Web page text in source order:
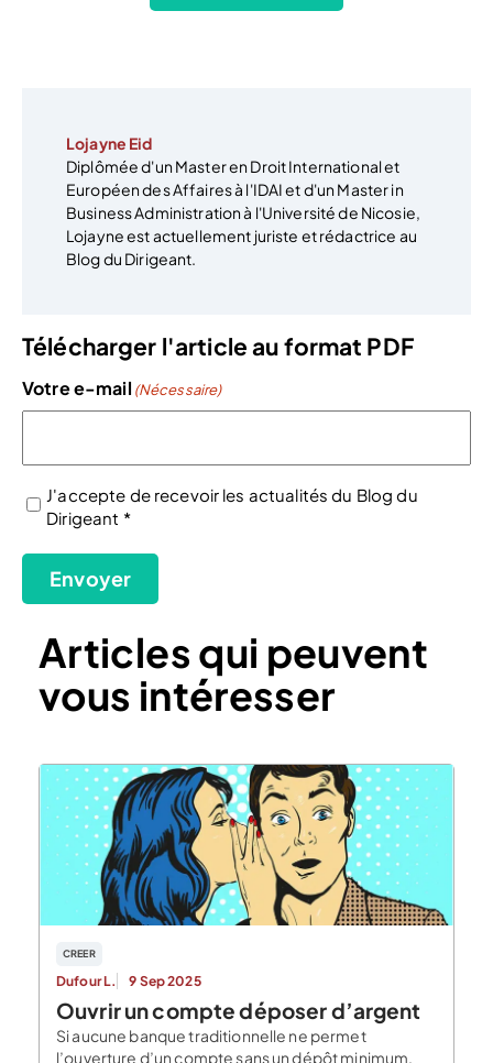
Lojayne Eid
Diplômée d'un Master en Droit International et
Européen des Affaires à l'IDAI et d'un Master in
Business Administration à l'Université de Nicosie,
Lojayne est actuellement juriste et rédactrice au
Blog du Dirigeant.
Télécharger l'article au format PDF
Votre e-mail (Nécessaire)
(Nécessaire)
J'accepte de recevoir les actualités du Blog du
Dirigeant *
Envoyer
Articles qui peuvent
vous intéresser
CREER
Dufour L. 9 Sep 2025
Ouvrir un compte déposer d’argent
Si aucune banque traditionnelle ne permet
l’ouverture d’un compte sans un dépôt minimum,